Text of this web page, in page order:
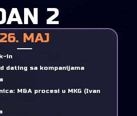
2
26. MAJ
in
dating sa kompanijama
M&A procesi u MKG (Ivan